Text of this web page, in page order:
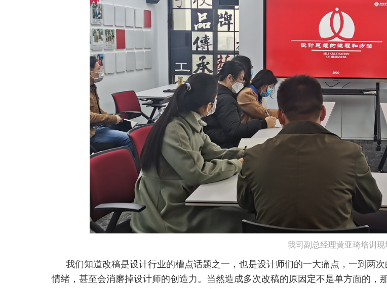
我司副总经理黄亚琦培训现
我们知道改稿是设计行业的槽点话题之一，也是设计师们的一大痛点，一到两
情绪，甚至会消磨掉设计师的创造力。当然造成多次改稿的原因定不是单方面的